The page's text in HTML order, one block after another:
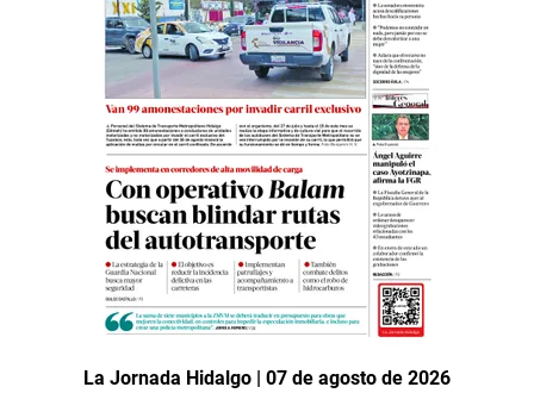
La Jornada Hidalgo | 07 de agosto de 2026